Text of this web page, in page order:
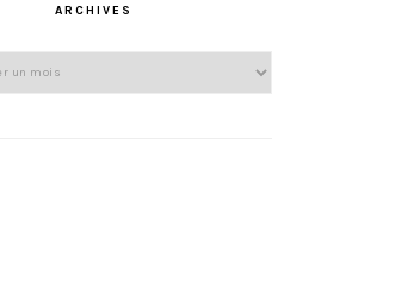
ARCHIVES